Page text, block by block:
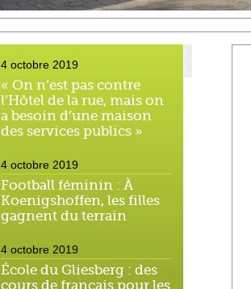
4 octobre 2019
« On n’est pas contre
l’Hôtel de la rue, mais on
a besoin d’une maison
des services publics »
4 octobre 2019
Football féminin : À
Koenigshoffen, les filles
gagnent du terrain
4 octobre 2019
École du Gliesberg : des
cours de français pour les